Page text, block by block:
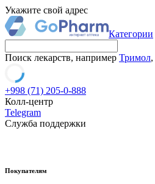
Укажите свой адрес
Категории
Поиск лекарств, например Тримол,
+998 (71) 205-0-888
Колл-центр
Telegram
Служба поддержки
Покупателям